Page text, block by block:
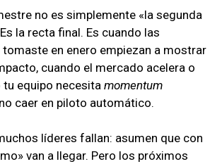
no es simplemente «la segunda
la recta final. Es cuando las
en enero empiezan a mostrar
cuando el mercado acelera o
tu equipo necesita momentum
caer en piloto automático.
líderes fallan: asumen que con
van a llegar. Pero los próximos